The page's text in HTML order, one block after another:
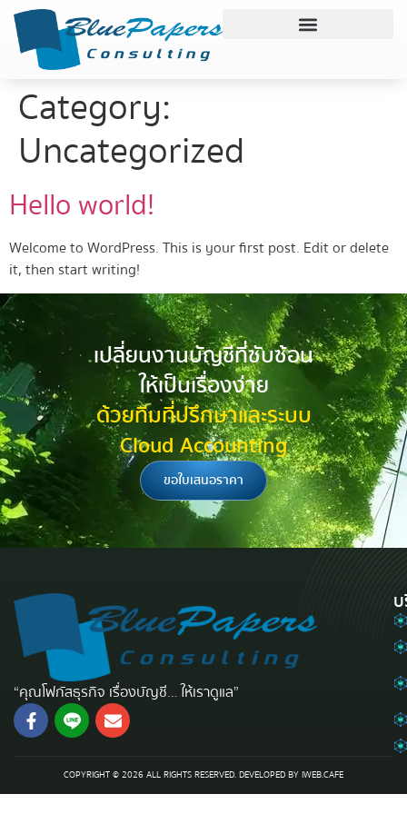
Category:
Uncategorized
Hello world!
Welcome to WordPress. This is your first post. Edit or delete
it, then start writing!
เปลี่ยนงานบัญชีที่ซับซ้อน
ให้เป็นเรื่องง่าย
ด้วยทีมที่ปรึกษาและระบบ
Cloud Accounting
ขอใบเสนอราคา
“คุณโฟกัสธุรกิจ เรื่องบัญชี… ให้เราดูแล”
COPYRIGHT © 2026 ALL RIGHTS RESERVED. DEVELOPED BYIWEB.CAFE